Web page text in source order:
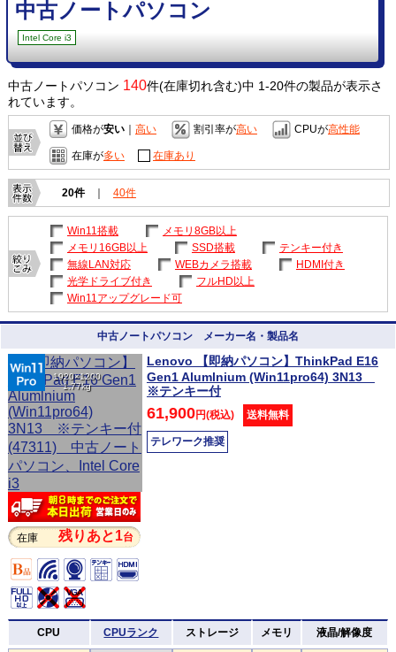
中古ノートパソコン
Intel Core i3
中古ノートパソコン 140件(在庫切れ含む)中 1-20件の製品が表示さ
れています。
価格が安い｜ 高い 割引率が高い CPUが高性能
在庫が多い 在庫あり
20件 ｜ 40件
Win11搭載
メモリ8GB以上
メモリ16GB以上
SSD搭載
テンキー付き
無線LAN対応
WEBカメラ搭載
HDMI付き
光学ドライブ付き
フルHD以上
Win11アップグレード可
中古ノートパソコン メーカー名・製品名
1920×1200
1.77kg
在庫 残りあと1台
Lenovo 【即納パソコン】ThinkPad E16
Gen1 Alumlnium (Win11pro64) 3N13
※テンキー付
61,900円(税込) 送料無料
テレワーク推奨
CPU CPUランク ストレージ メモリ 液晶/解像度